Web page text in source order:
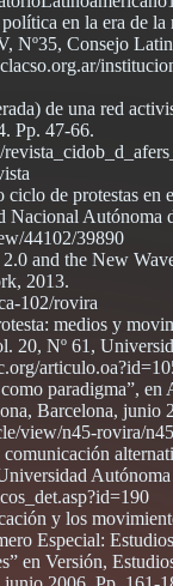
en la era de
Consejo
de una red
Pp. 47-66.
de protestas
Nacional Autónoma
44102/39890
and the New
2013.
102/rovira
medios y
20, Nº 61,
paradigma”, en
Barcelona, junio
view/n45-rovira/
y los
Especial:
en Versión,